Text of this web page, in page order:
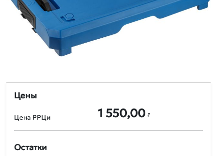
Цены
Цена РРЦи 1 550,00 ₽
Остатки